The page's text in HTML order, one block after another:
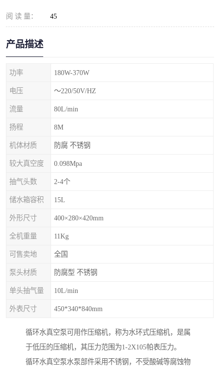
阅 读 量： 45
产品描述
功率 180W-370W
电压 ～220/50V/HZ
流量 80L/min
扬程 8M
机体材质 防腐 不锈钢
较大真空度 0.098Mpa
抽气头数 2-4个
储水箱容积 15L
外形尺寸 400×280×420mm
全机重量 11Kg
可售卖地 全国
泵头材质 防腐型 不锈钢
单头抽气量 10L/min
外表尺寸 450*340*840mm
循环水真空泵可用作压缩机，称为水环式压缩机，是属
于低压的压缩机，其压力范围为1-2X105帕表压力。
循环水真空泵水泵部件采用不锈钢，不受酸碱等腐蚀物